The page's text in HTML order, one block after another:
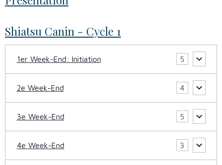
Shiatsu Canin - Cycle 1
1er Week-End: Initiation 5
2e Week-End 4
3e Week-End 5
4e Week-End 3